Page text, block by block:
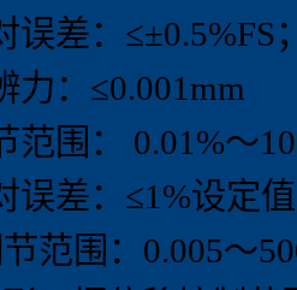
误差：≤±0.5%FS
力：≤0.001mm
范围： 0.01%～
误差：≤1%设定
范围：0.005～